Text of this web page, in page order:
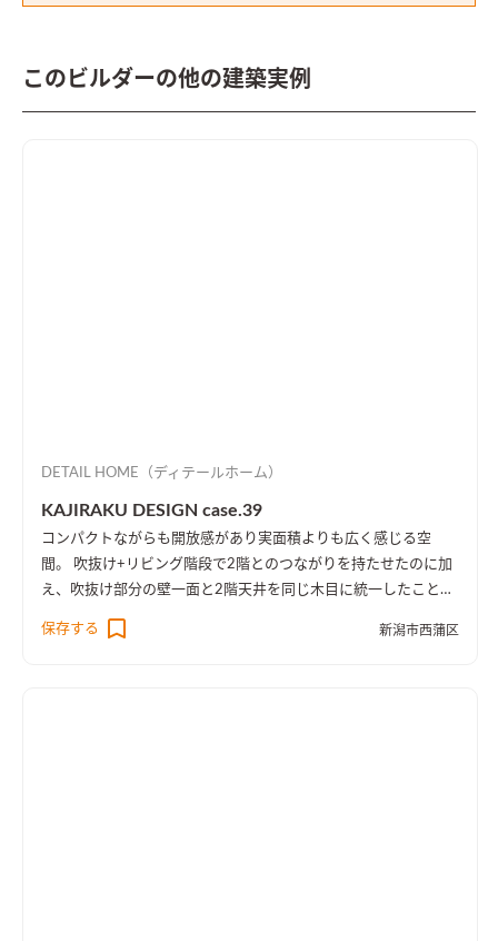
このビルダーの他の建築実例
DETAIL HOME（ディテールホーム）
KAJIRAKU DESIGN case.39
コンパクトながらも開放感があり実面積よりも広く感じる空
間。 吹抜け+リビング階段で2階とのつながりを持たせたのに加
え、吹抜け部分の壁一面と2階天井を同じ木目に統一したことに
より、1階・2階の一体感を演出しました。 趣味のピアノ室は、
楽譜を整理する本棚を壁一面に設け、屋外への防音効果も担って
保存する 新潟市西蒲区